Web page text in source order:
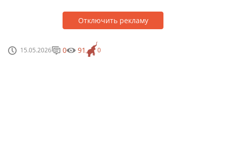
Отключить рекламу
15.05.2026 0
0 91